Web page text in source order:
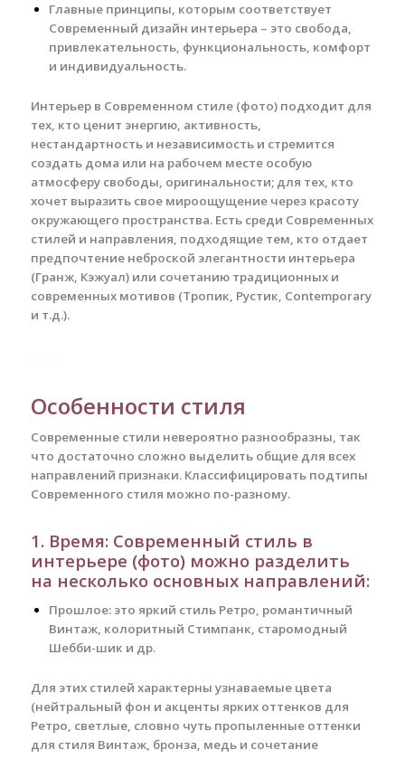
Главные принципы, которым соответствует
Современный дизайн интерьера – это свобода,
привлекательность, функциональность, комфорт
и индивидуальность.
Интерьер в Современном стиле (фото) подходит для
тех, кто ценит энергию, активность,
нестандартность и независимость и стремится
создать дома или на рабочем месте особую
атмосферу свободы, оригинальности; для тех, кто
хочет выразить свое мироощущение через красоту
окружающего пространства. Есть среди Современных
стилей и направления, подходящие тем, кто отдает
предпочтение неброской элегантности интерьера
(Гранж, Кэжуал) или сочетанию традиционных и
современных мотивов (Тропик, Рустик, Сontemporary
и т.д.).
Особенности стиля
Современные стили невероятно разнообразны, так
что достаточно сложно выделить общие для всех
направлений признаки. Классифицировать подтипы
Современного стиля можно по-разному.
1. Время: Современный стиль в
интерьере (фото) можно разделить
на несколько основных направлений:
Прошлое: это яркий стиль Ретро, романтичный
Винтаж, колоритный Стимпанк, старомодный
Шебби-шик и др.
Для этих стилей характерны узнаваемые цвета
(нейтральный фон и акценты ярких оттенков для
Ретро, светлые, словно чуть пропыленные оттенки
для стиля Винтаж, бронза, медь и сочетание